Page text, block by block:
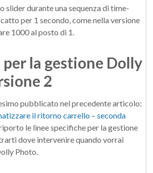
slider durante una sequenza di time-
per 1 secondo, come nella versione
1000 al posto di 1.
per la gestione Dolly
2
pubblicato nel precedente articolo:
il ritorno carrello – seconda
le linee specifiche per la gestione
dove intervenire quando vorrai
Photo.